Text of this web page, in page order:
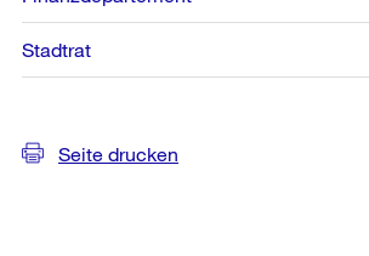
Stadtrat
Seite drucken